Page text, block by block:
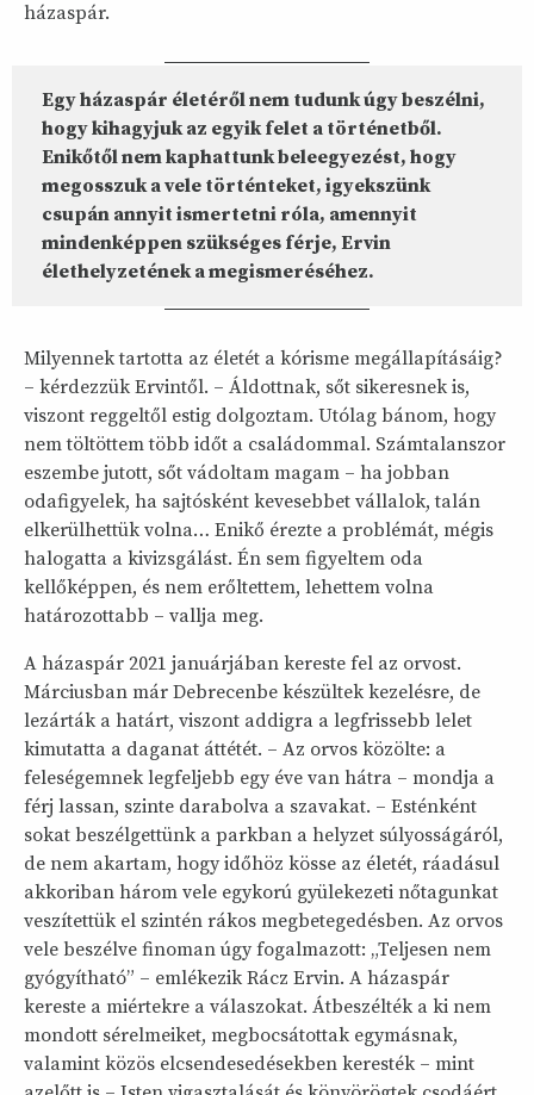
házaspár.
Egy házaspár életéről nem tudunk úgy beszélni,
hogy kihagyjuk az egyik felet a történetből.
Enikőtől nem kaphattunk beleegyezést, hogy
megosszuk a vele történteket, igyekszünk
csupán annyit ismertetni róla, amennyit
mindenképpen szükséges férje, Ervin
élethelyzetének a megismeréséhez.
Milyennek tartotta az életét a kórisme megállapításáig?
– kérdezzük Ervintől. – Áldottnak, sőt sikeresnek is,
viszont reggeltől estig dolgoztam. Utólag bánom, hogy
nem töltöttem több időt a családommal. Számtalanszor
eszembe jutott, sőt vádoltam magam – ha jobban
odafigyelek, ha sajtósként kevesebbet vállalok, talán
elkerülhettük volna… Enikő érezte a problémát, mégis
halogatta a kivizsgálást. Én sem figyeltem oda
kellőképpen, és nem erőltettem, lehettem volna
határozottabb – vallja meg.
A házaspár 2021 januárjában kereste fel az orvost.
Márciusban már Debrecenbe készültek kezelésre, de
lezárták a határt, viszont addigra a legfrissebb lelet
kimutatta a daganat áttétét. – Az orvos közölte: a
feleségemnek legfeljebb egy éve van hátra – mondja a
férj lassan, szinte darabolva a szavakat. – Esténként
sokat beszélgettünk a parkban a helyzet súlyosságáról,
de nem akartam, hogy időhöz kösse az életét, ráadásul
akkoriban három vele egykorú gyülekezeti nőtagunkat
veszítettük el szintén rákos megbetegedésben. Az orvos
vele beszélve finoman úgy fogalmazott: „Teljesen nem
gyógyítható” – emlékezik Rácz Ervin. A házaspár
kereste a miértekre a válaszokat. Átbeszélték a ki nem
mondott sérelmeiket, megbocsátottak egymásnak,
valamint közös elcsendesedésekben keresték – mint